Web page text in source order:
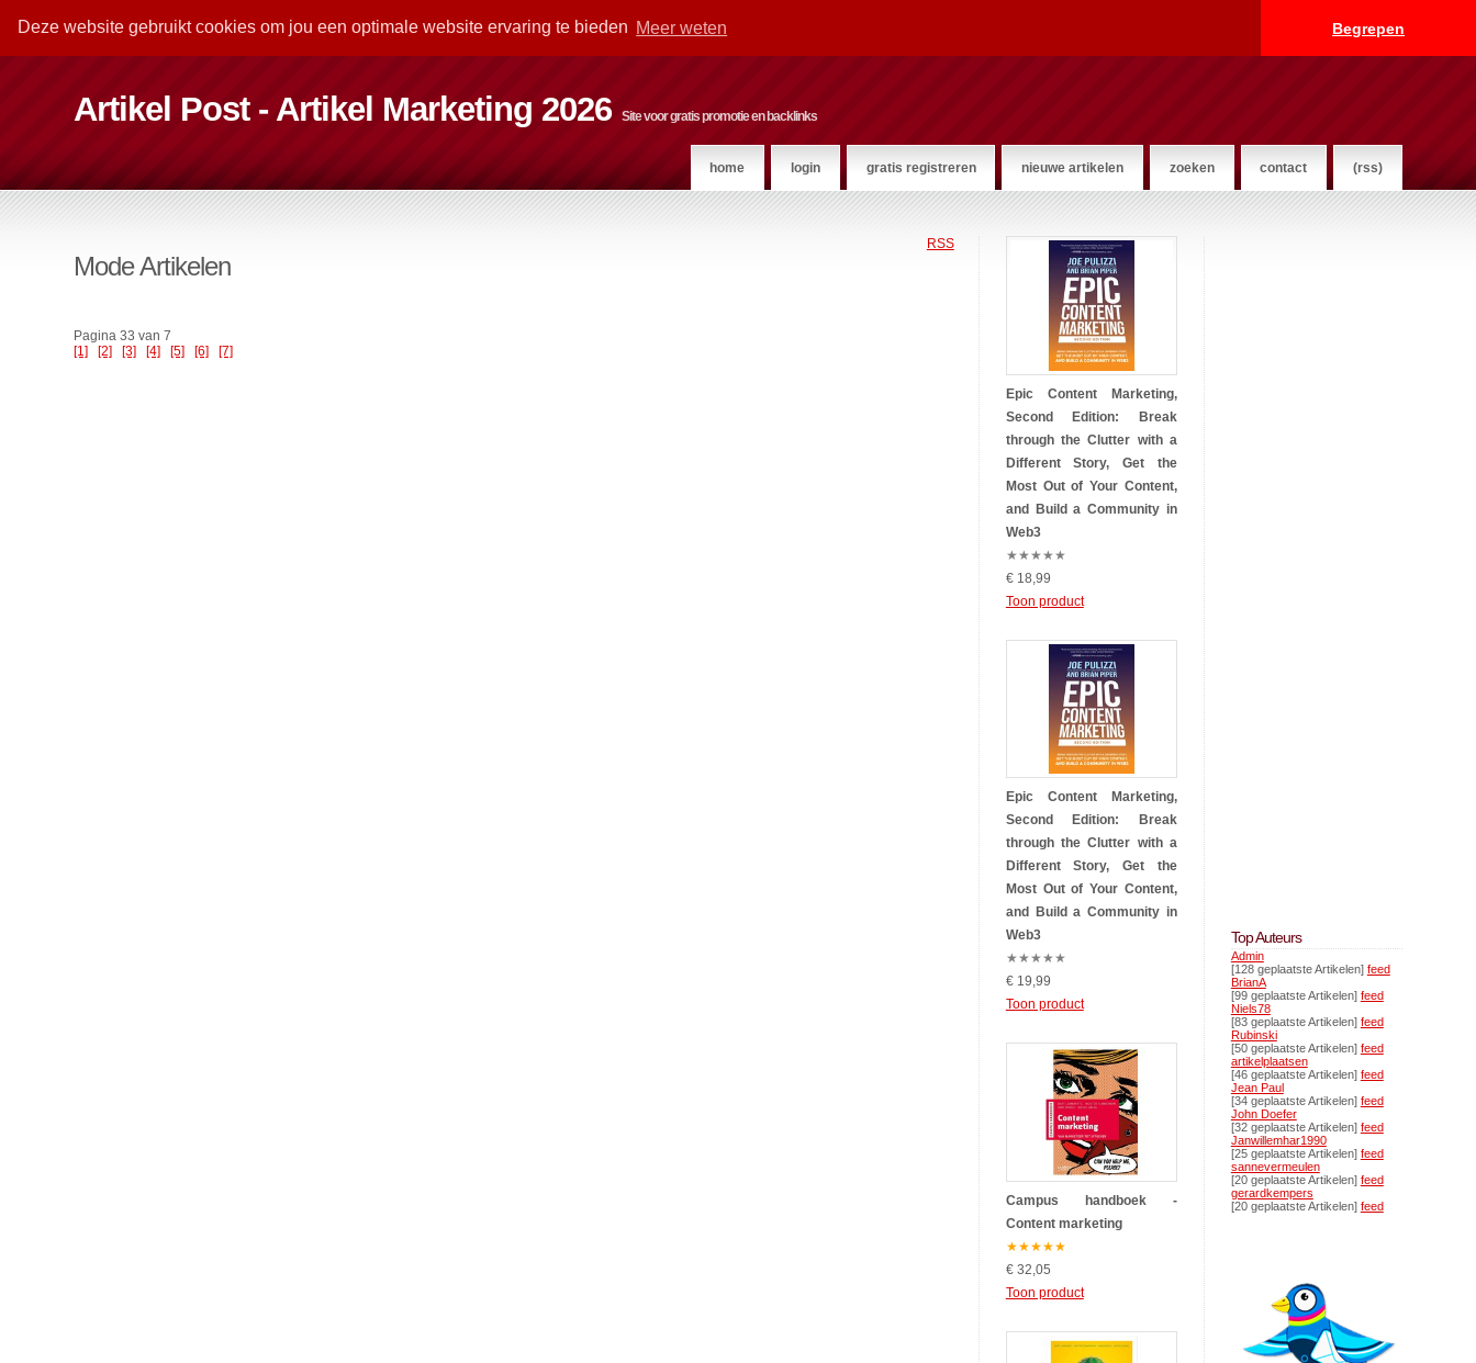
Deze website gebruikt cookies om jou een optimale website ervaring te bieden Meer weten Begrepen
Artikel Post - Artikel Marketing 2026 Site voor gratis promotie en backlinks
home login gratis registreren nieuwe artikelen zoeken contact (rss)
RSS
Mode Artikelen
Pagina 33 van 7
[1]
[2] [3] [4] [5] [6] [7]
Epic Content Marketing,
Second Edition: Break
through the Clutter with a
Different Story, Get the
Most Out of Your Content,
and Build a Community in
Web3
★★★★★
€ 18,99
Toon product
Epic Content Marketing,
Second Edition: Break
through the Clutter with a
Different Story, Get the
Most Out of Your Content,
and Build a Community in
Web3
★★★★★
€ 19,99
Toon product
Campus handboek -
Content marketing
★★★★★
€ 32,05
Toon product
Top Auteurs
Admin
[128 geplaatste Artikelen] feed
BrianA
[99 geplaatste Artikelen] feed
Niels78
[83 geplaatste Artikelen] feed
Rubinski
[50 geplaatste Artikelen] feed
artikelplaatsen
[46 geplaatste Artikelen] feed
Jean Paul
[34 geplaatste Artikelen] feed
John Doefer
[32 geplaatste Artikelen] feed
Janwillemhar1990
[25 geplaatste Artikelen] feed
sannevermeulen
[20 geplaatste Artikelen] feed
gerardkempers
[20 geplaatste Artikelen] feed